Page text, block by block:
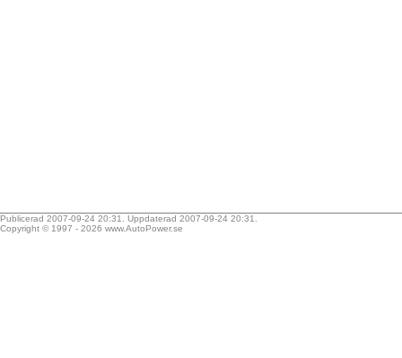
Publicerad 2007-09-24 20:31. Uppdaterad 2007-09-24 20:31.
Copyright © 1997 - 2026 www.AutoPower.se